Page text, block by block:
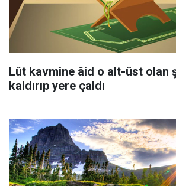
Lût kavmine âid o alt-üst olan
kaldırıp yere çaldı